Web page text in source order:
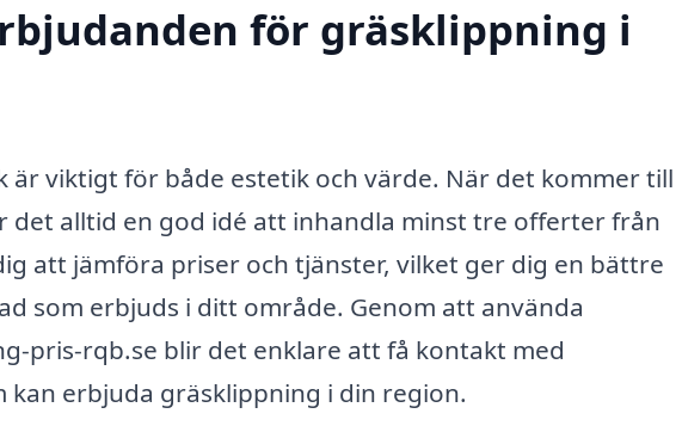
för gräsklippning i
är viktigt för både estetik och värde. När det kommer till
det alltid en god idé att inhandla minst tre offerter från
att jämföra priser och tjänster, vilket ger dig en bättre
som erbjuds i ditt område. Genom att använda
pris-rqb.se blir det enklare att få kontakt med
kan erbjuda gräsklippning i din region.